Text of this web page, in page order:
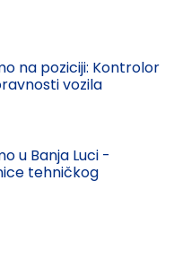
na poziciji: Kontrolor
vozila
u Banja Luci -
tehničkog